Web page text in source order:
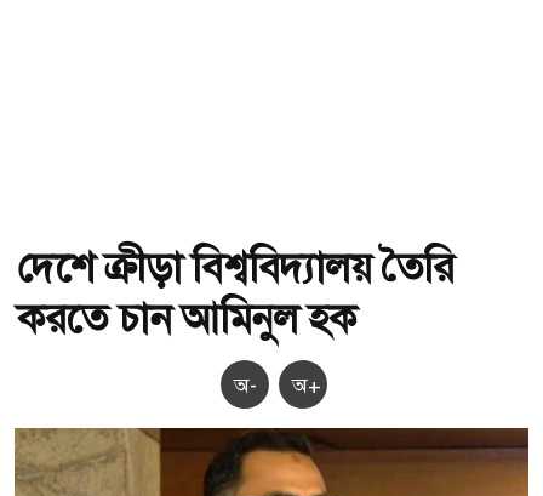
দেশে ক্রীড়া বিশ্ববিদ্যালয় তৈরি
করতে চান আমিনুল হক
অ- অ+